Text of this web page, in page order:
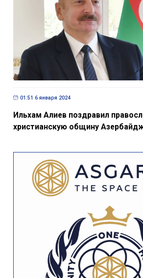
01:51 6 января 2024
Ильхам Алиев поздравил
христианскую общину